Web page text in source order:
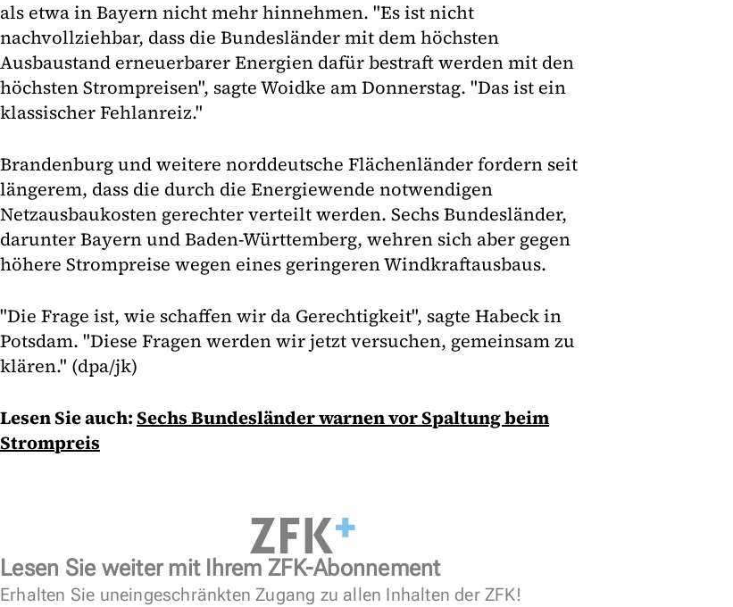
als etwa in Bayern nicht mehr hinnehmen. "Es ist nicht
nachvollziehbar, dass die Bundesländer mit dem höchsten
Ausbaustand erneuerbarer Energien dafür bestraft werden mit den
höchsten Strompreisen", sagte Woidke am Donnerstag. "Das ist ein
klassischer Fehlanreiz."
Brandenburg und weitere norddeutsche Flächenländer fordern seit
längerem, dass die durch die Energiewende notwendigen
Netzausbaukosten gerechter verteilt werden. Sechs Bundesländer,
darunter Bayern und Baden-Württemberg, wehren sich aber gegen
höhere Strompreise wegen eines geringeren Windkraftausbaus.
"Die Frage ist, wie schaffen wir da Gerechtigkeit", sagte Habeck in
Potsdam. "Diese Fragen werden wir jetzt versuchen, gemeinsam zu
klären." (dpa/jk)
Lesen Sie auch:Sechs Bundesländer warnen vor Spaltung beim
Strompreis
Lesen Sie weiter mit Ihrem ZFK-Abonnement
Erhalten Sie uneingeschränkten Zugang zu allen Inhalten der ZFK!